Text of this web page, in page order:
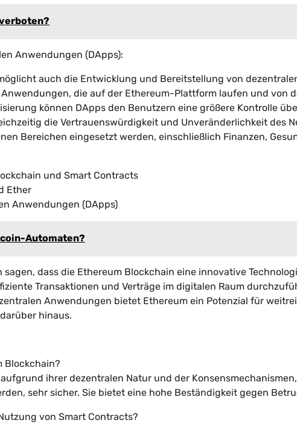
Anwendungen (DApps):
auch die Entwicklung und Bereitstellung von
die auf der Ethereum-Plattform laufen und von
können DApps den Benutzern eine größere Kontrolle
die Vertrauenswürdigkeit und Unveränderlichkeit des
Bereichen eingesetzt werden, einschließlich Finanzen,
und Smart Contracts
Ether
Anwendungen (DApps)
Automaten?
dass die Ethereum Blockchain eine innovative
Transaktionen und Verträge im digitalen Raum
Anwendungen bietet Ethereum ein Potenzial für
hinaus.
Blockchain?
ihrer dezentralen Natur und der
sehr sicher. Sie bietet eine hohe Beständigkeit gegen
von Smart Contracts?